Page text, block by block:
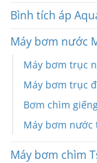
Bình tích áp
Máy bơm nước
Máy bơm trục
Máy bơm trục
Bơm chìm
Máy bơm nước
Máy bơm chìm